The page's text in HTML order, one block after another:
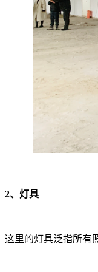
2、灯具
这里的灯具泛指所有